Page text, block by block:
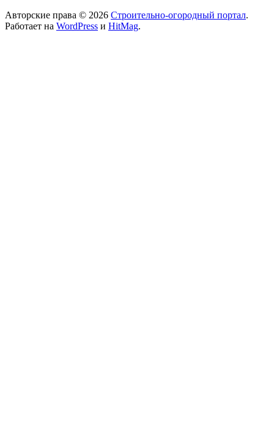
Авторские права © 2026 Строительно-огородный портал.
Работает на WordPress и HitMag.